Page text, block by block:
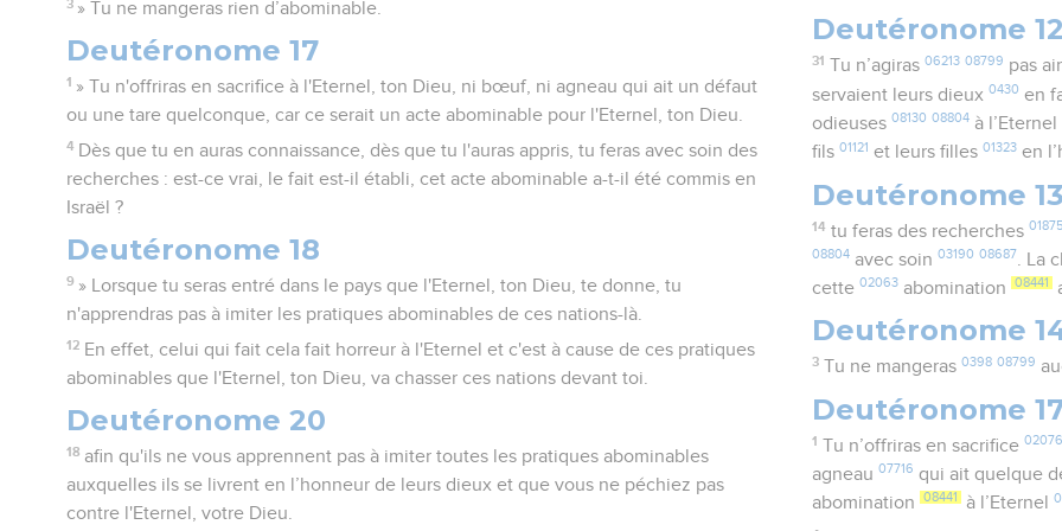
3 » Tu ne mangeras rien d’abominable.
Deutéronome 17
1 » Tu n'offriras en sacrifice à l'Eternel, ton Dieu, ni bœuf, ni agneau qui ait un défaut
ou une tare quelconque, car ce serait un acte abominable pour l'Eternel, ton Dieu.
4 Dès que tu en auras connaissance, dès que tu l'auras appris, tu feras avec soin des
recherches : est-ce vrai, le fait est-il établi, cet acte abominable a-t-il été commis en
Israël ?
Deutéronome 18
9 » Lorsque tu seras entré dans le pays que l'Eternel, ton Dieu, te donne, tu
n'apprendras pas à imiter les pratiques abominables de ces nations-là.
12 En effet, celui qui fait cela fait horreur à l'Eternel et c'est à cause de ces pratiques
abominables que l'Eternel, ton Dieu, va chasser ces nations devant toi.
Deutéronome 20
18 afin qu'ils ne vous apprennent pas à imiter toutes les pratiques abominables
auxquelles ils se livrent en l’honneur de leurs dieux et que vous ne péchiez pas
contre l'Eternel, votre Dieu.
Deutéronome
31 Tu n’agiras 06213 08799 pas
servaient leurs dieux0430 en
odieuses08130 08804 à l’Eternel
fils01121 et leurs filles01323 en
Deutéronome
14 tu feras des recherches 01875
08804 avec soin03190 08687
. La
cette02063 abomination 08441
Deutéronome
3 Tu ne mangeras 0398 08799
Deutéronome
1 Tu n’offriras en sacrifice 02076
agneau07716 qui ait quelque
abomination 08441 à l’Eternel